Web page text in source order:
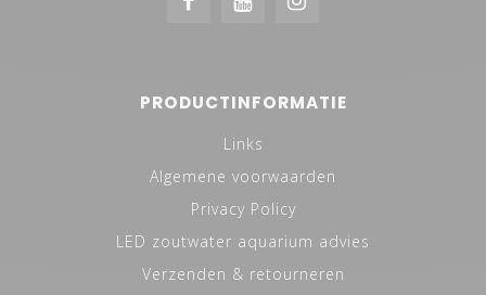
PRODUCTINFORMATIE
Links
Algemene voorwaarden
Privacy Policy
LED zoutwater aquarium advies
Verzenden & retourneren